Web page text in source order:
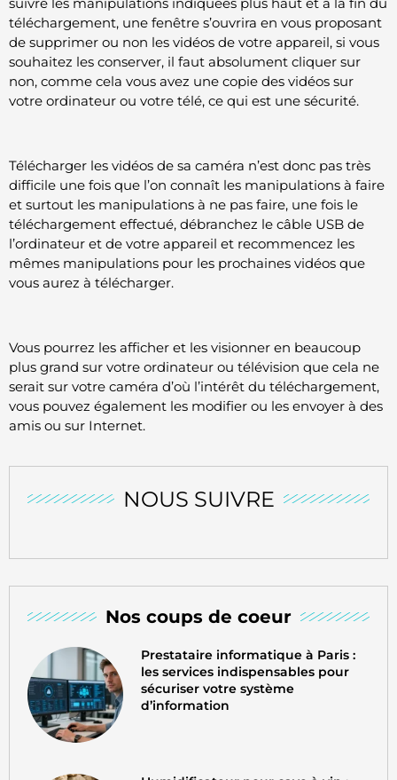
NOUS SUIVRE
Nos coups de coeur
Prestataire informatique à Paris :
les services indispensables pour
sécuriser votre système
d’information
téléchargement, une fenêtre s’ouvrira en vous proposant
de supprimer ou non les vidéos de votre appareil, si vous
souhaitez les conserver, il faut absolument cliquer sur
non, comme cela vous avez une copie des vidéos sur
votre ordinateur ou votre télé, ce qui est une sécurité.
Télécharger les vidéos de sa caméra n’est donc pas très
difficile une fois que l’on connaît les manipulations à faire
et surtout les manipulations à ne pas faire, une fois le
téléchargement effectué, débranchez le câble USB de
l’ordinateur et de votre appareil et recommencez les
mêmes manipulations pour les prochaines vidéos que
vous aurez à télécharger.
Vous pourrez les afficher et les visionner en beaucoup
plus grand sur votre ordinateur ou télévision que cela ne
serait sur votre caméra d’où l’intérêt du téléchargement,
vous pouvez également les modifier ou les envoyer à des
amis ou sur Internet.